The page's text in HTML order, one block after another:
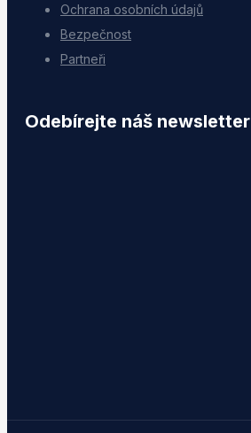
Ochrana osobních údajů
Bezpečnost
Partneři
Odebírejte náš newsletter